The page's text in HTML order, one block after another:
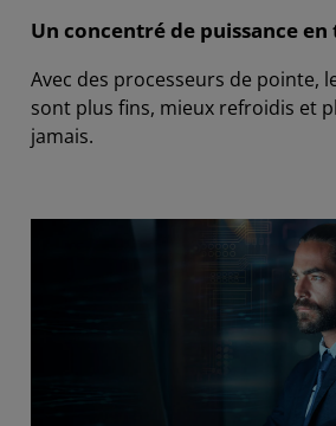
Un concentré de puissance
Avec des processeurs de pointe,
sont plus fins, mieux refroidis et
jamais.